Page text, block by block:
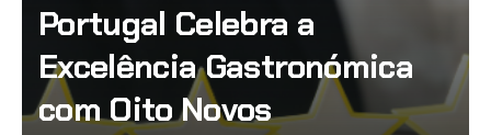
Portugal Celebra a
Excelência Gastronómica
com Oito Novos